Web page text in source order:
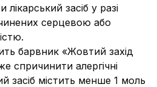
засіб у разі
серцевою або
барвник «Жовтий захід
спричинити алергічні
засіб містить менше 1 моль